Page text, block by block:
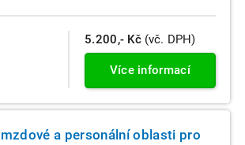
5.200,- Kč (vč. DPH)
Více informací
a personální oblasti pro